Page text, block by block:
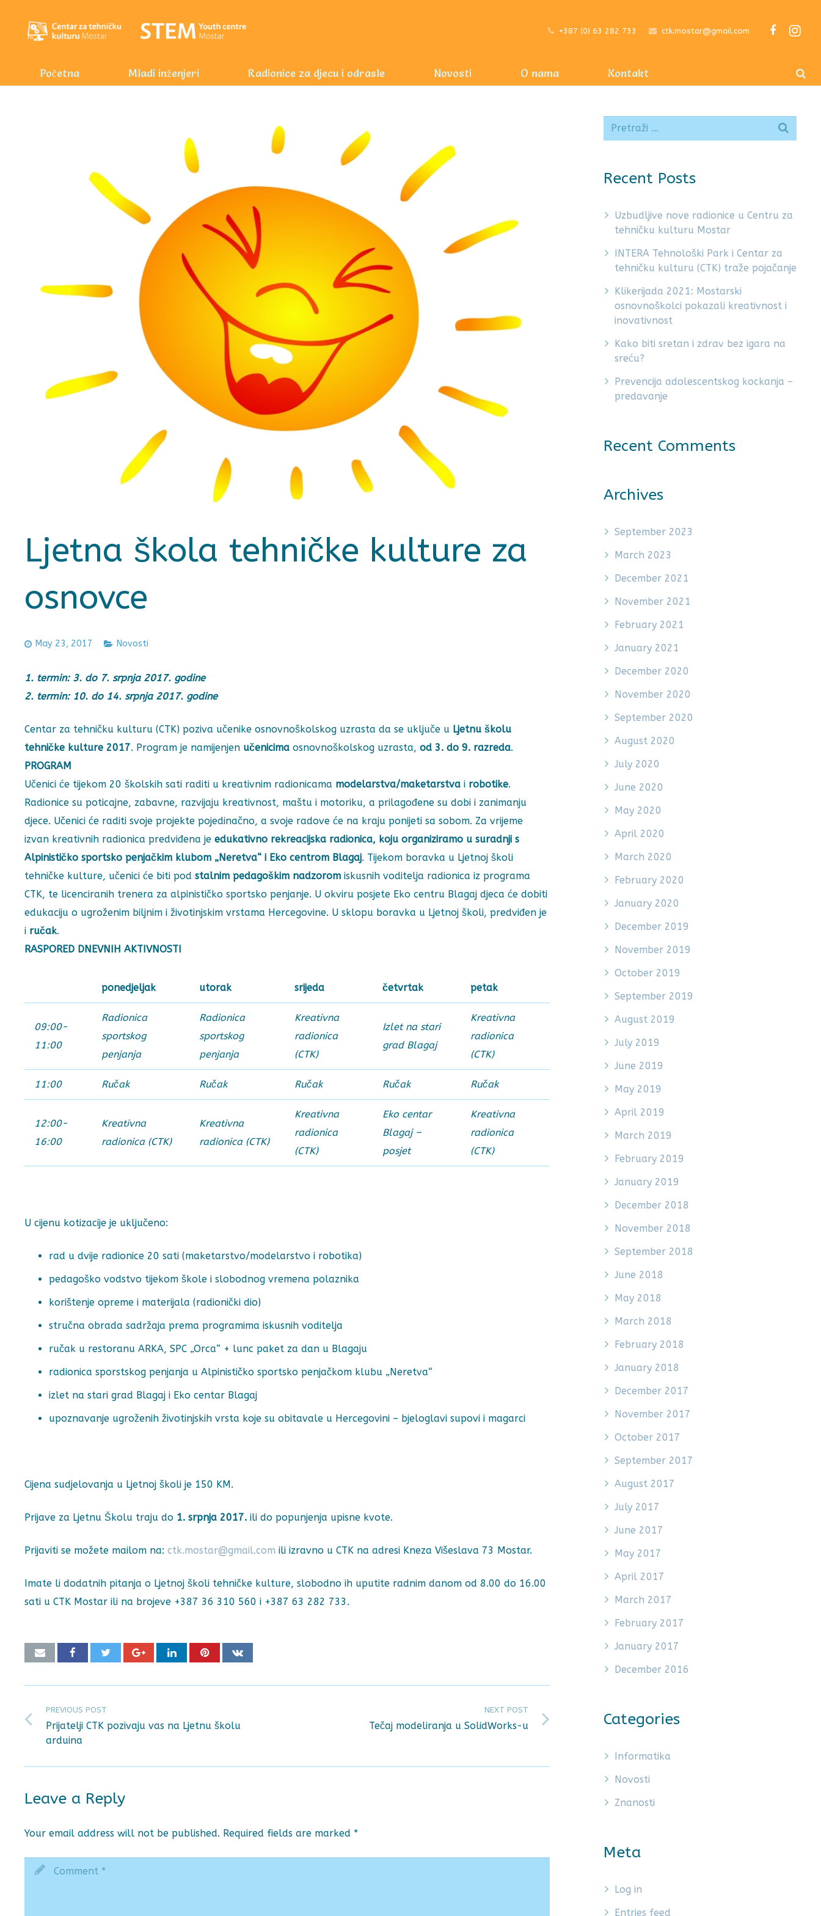
+387 (0) 63 282 733 ctk.mostar@gmail.com
Početna Mladi inženjeri Radionice za djecu i odrasle Novosti O nama Kontakt
Ljetna škola tehničke kulture za
osnovce
May 23, 2017 Novosti
1. termin: 3. do 7. srpnja 2017. godine
2. termin: 10. do 14. srpnja 2017. godine
Centar za tehničku kulturu (CTK) poziva učenike osnovnoškolskog uzrasta da se uključe u Ljetnu školu
tehničke kulture 2017. Program je namijenjen učenicima osnovnoškolskog uzrasta, od 3. do 9. razreda.
PROGRAM
Učenici će tijekom 20 školskih sati raditi u kreativnim radionicama modelarstva/maketarstva i robotike.
Radionice su poticajne, zabavne, razvijaju kreativnost, maštu i motoriku, a prilagođene su dobi i zanimanju
djece. Učenici će raditi svoje projekte pojedinačno, a svoje radove će na kraju ponijeti sa sobom. Za vrijeme
izvan kreativnih radionica predviđena je edukativno rekreacijska radionica, koju organiziramo u suradnji s
Alpinističko sportsko penjačkim klubom „Neretva“ i Eko centrom Blagaj. Tijekom boravka u Ljetnoj školi
tehničke kulture, učenici će biti pod stalnim pedagoškim nadzorom iskusnih voditelja radionica iz programa
CTK, te licenciranih trenera za alpinističko sportsko penjanje. U okviru posjete Eko centru Blagaj djeca će dobiti
edukaciju o ugroženim biljnim i životinjskim vrstama Hercegovine. U sklopu boravka u Ljetnoj školi, predviđen je
i ručak.
RASPORED DNEVNIH AKTIVNOSTI
ponedjeljak utorak srijeda četvrtak petak
09:00-
11:00
Radionica
sportskog
penjanja
Radionica
sportskog
penjanja
Kreativna
radionica
(CTK)
Izlet na stari
grad Blagaj
Kreativna
radionica
(CTK)
11:00 Ručak Ručak Ručak Ručak Ručak
12:00-
16:00
Kreativna
radionica (CTK)
Kreativna
radionica (CTK)
Kreativna
radionica
(CTK)
Eko centar
Blagaj –
posjet
Kreativna
radionica
(CTK)
U cijenu kotizacije je uključeno:
rad u dvije radionice 20 sati (maketarstvo/modelarstvo i robotika)
pedagoško vodstvo tijekom škole i slobodnog vremena polaznika
korištenje opreme i materijala (radionički dio)
stručna obrada sadržaja prema programima iskusnih voditelja
ručak u restoranu ARKA, SPC „Orca“ + lunc paket za dan u Blagaju
radionica sporstskog penjanja u Alpinističko sportsko penjačkom klubu „Neretva“
izlet na stari grad Blagaj i Eko centar Blagaj
upoznavanje ugroženih životinjskih vrsta koje su obitavale u Hercegovini – bjeloglavi supovi i magarci
Cijena sudjelovanja u Ljetnoj školi je 150 KM.
Prijave za Ljetnu Školu traju do 1. srpnja 2017. ili do popunjenja upisne kvote.
Prijaviti se možete mailom na: ctk.mostar@gmail.com ili izravno u CTK na adresi Kneza Višeslava 73 Mostar.
Imate li dodatnih pitanja o Ljetnoj školi tehničke kulture, slobodno ih uputite radnim danom od 8.00 do 16.00
sati u CTK Mostar ili na brojeve +387 36 310 560 i +387 63 282 733.
PREVIOUS POST
Prijatelji CTK pozivaju vas na Ljetnu školu
arduina
NEXT POST
Tečaj modeliranja u SolidWorks-u
Leave a Reply
Your email address will not be published. Required fields are marked *
Recent Posts
Uzbudljive nove radionice u Centru za
tehničku kulturu Mostar
INTERA Tehnološki Park i Centar za
tehničku kulturu (CTK) traže pojačanje
Klikerijada 2021: Mostarski
osnovnoškolci pokazali kreativnost i
inovativnost
Kako biti sretan i zdrav bez igara na
sreću?
Prevencija adolescentskog kockanja –
predavanje
Recent Comments
Archives
September 2023
March 2023
December 2021
November 2021
February 2021
January 2021
December 2020
November 2020
September 2020
August 2020
July 2020
June 2020
May 2020
April 2020
March 2020
February 2020
January 2020
December 2019
November 2019
October 2019
September 2019
August 2019
July 2019
June 2019
May 2019
April 2019
March 2019
February 2019
January 2019
December 2018
November 2018
September 2018
June 2018
May 2018
March 2018
February 2018
January 2018
December 2017
November 2017
October 2017
September 2017
August 2017
July 2017
June 2017
May 2017
April 2017
March 2017
February 2017
January 2017
December 2016
Categories
Informatika
Novosti
Znanosti
Meta
Log in
Entries feed